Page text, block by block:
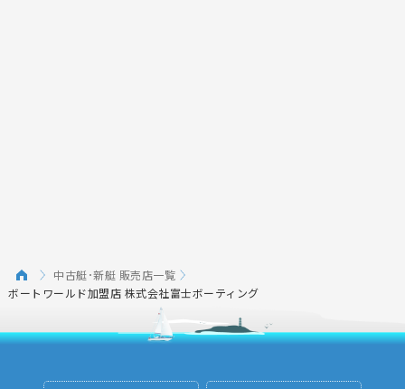
中古艇･新艇 販売店一覧
ボートワールド加盟店 株式会社富士ボーティング